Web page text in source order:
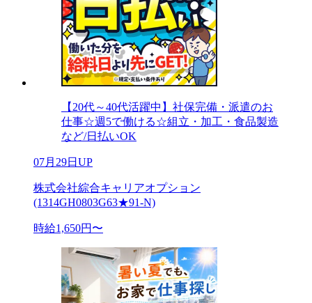
【20代～40代活躍中】社保完備・派遣のお
仕事☆週5で働ける☆組立・加工・食品製造
など/日払いOK
07月29日UP
株式会社綜合キャリアオプション
(1314GH0803G63★91-N)
時給1,650円〜